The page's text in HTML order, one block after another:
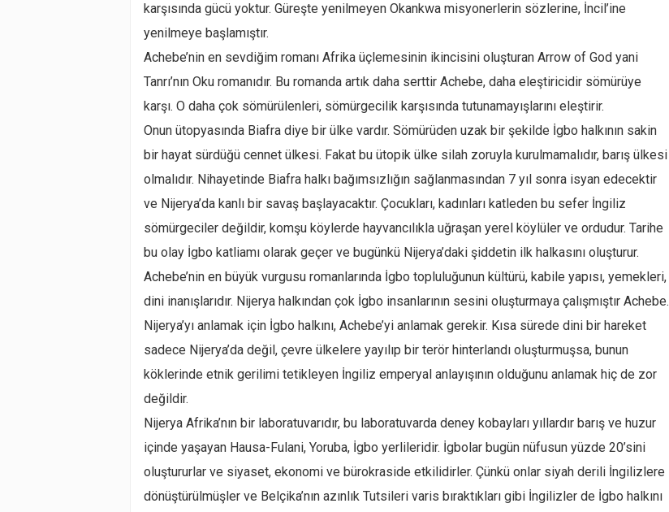
karşısında gücü yoktur. Güreşte yenilmeyen Okankwa misyonerlerin sözlerine, İncil’ine
yenilmeye başlamıştır.
Achebe’nin en sevdiğim romanı Afrika üçlemesinin ikincisini oluşturan Arrow of God yani
Tanrı’nın Oku romanıdır. Bu romanda artık daha serttir Achebe, daha eleştiricidir sömürüye
karşı. O daha çok sömürülenleri, sömürgecilik karşısında tutunamayışlarını eleştirir.
Onun ütopyasında Biafra diye bir ülke vardır. Sömürüden uzak bir şekilde İgbo halkının sakin
bir hayat sürdüğü cennet ülkesi. Fakat bu ütopik ülke silah zoruyla kurulmamalıdır, barış ülkesi
olmalıdır. Nihayetinde Biafra halkı bağımsızlığın sağlanmasından 7 yıl sonra isyan edecektir
ve Nijerya’da kanlı bir savaş başlayacaktır. Çocukları, kadınları katleden bu sefer İngiliz
sömürgeciler değildir, komşu köylerde hayvancılıkla uğraşan yerel köylüler ve ordudur. Tarihe
bu olay İgbo katliamı olarak geçer ve bugünkü Nijerya’daki şiddetin ilk halkasını oluşturur.
Achebe’nin en büyük vurgusu romanlarında İgbo topluluğunun kültürü, kabile yapısı, yemekleri,
dini inanışlarıdır. Nijerya halkından çok İgbo insanlarının sesini oluşturmaya çalışmıştır Achebe.
Nijerya’yı anlamak için İgbo halkını, Achebe’yi anlamak gerekir. Kısa sürede dini bir hareket
sadece Nijerya’da değil, çevre ülkelere yayılıp bir terör hinterlandı oluşturmuşsa, bunun
köklerinde etnik gerilimi tetikleyen İngiliz emperyal anlayışının olduğunu anlamak hiç de zor
değildir.
Nijerya Afrika’nın bir laboratuvarıdır, bu laboratuvarda deney kobayları yıllardır barış ve huzur
içinde yaşayan Hausa-Fulani, Yoruba, İgbo yerlileridir. İgbolar bugün nüfusun yüzde 20’sini
oluştururlar ve siyaset, ekonomi ve bürokraside etkilidirler. Çünkü onlar siyah derili İngilizlere
dönüştürülmüşler ve Belçika’nın azınlık Tutsileri varis bıraktıkları gibi İngilizler de İgbo halkını